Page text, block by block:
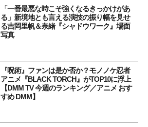
「一番最悪な時こそ強くなるきっかけがあ
る」新境地とも言える演技の振り幅を見せ
る吉岡里帆＆奈緒『シャドウワーク』場面
写真
『呪術』ファンは是か否か？モノノケ忍者
アニメ『BLACK TORCH』がTOP10に浮上
【DMM TV 今週のランキング／アニメ おす
すめ DMM】